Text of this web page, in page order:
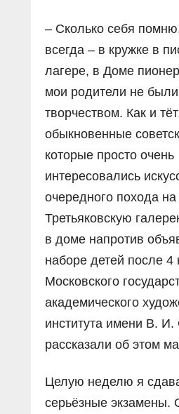
– Сколько себя
всегда – в кружке в
лагере, в Доме
мои родители не
творчеством. Как и
обыкновенные
которые просто очень
интересовались
очередного похода
Третьяковскую
в доме напротив
наборе детей после 4
Московского
академического
института имени В. И.
рассказали об этом
Целую неделю я
серьёзные экзамены.